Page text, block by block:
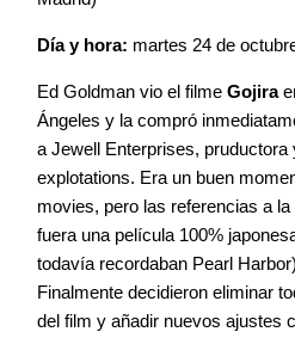
Día y hora: martes 24 de
Ed Goldman vio el filme Gojira
Ángeles y la compró
a Jewell Enterprises, pruductora
explotations. Era un buen
movies, pero las referencias a
fuera una película 100%
todavía recordaban Pearl
Finalmente decidieron eliminar
del film y añadir nuevos ajustes